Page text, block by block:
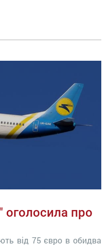
оголосила про
від 75 євро в обидва